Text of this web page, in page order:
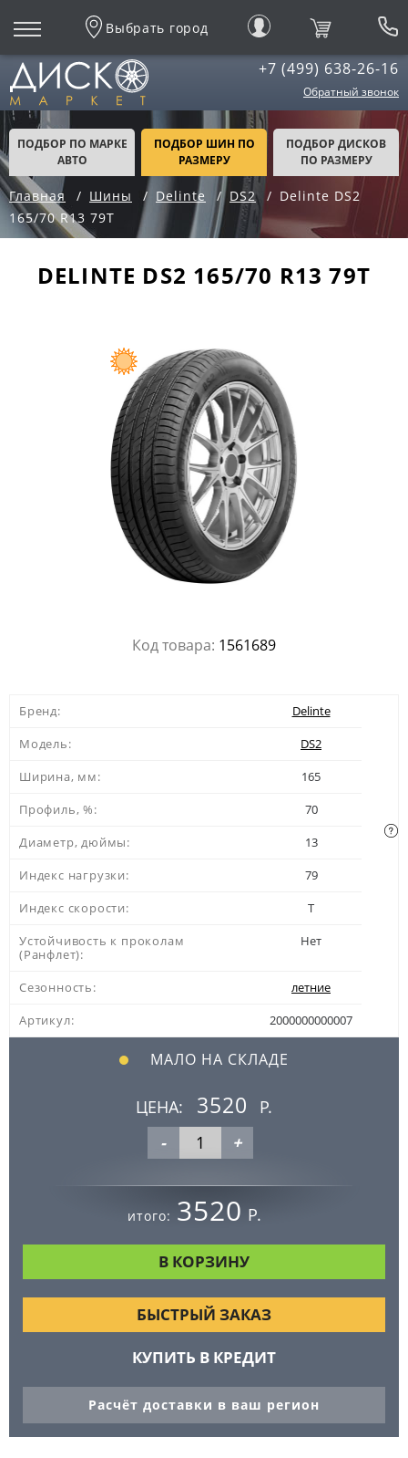
Выбрать город
+7 (499) 638-26-16
Обратный звонок
ПОДБОР ПО МАРКЕ
АВТО
ПОДБОР ШИН ПО
РАЗМЕРУ
ПОДБОР ДИСКОВ
ПО РАЗМЕРУ
Главная Шины Delinte DS2
Delinte DS2
165/70 R13 79T
DELINTE DS2 165/70 R13 79T
Код товара: 1561689
Бренд:
Delinte
Модель:
DS2
Ширина, мм:
165
Профиль, %:
70
Диаметр, дюймы:
13
Индекс нагрузки:
79
Индекс скорости:
T
Устойчивость к проколам
(Ранфлет):
Нет
Сезонность:
летние
Артикул:
2000000000007
МАЛО НА СКЛАДЕ
ЦЕНА: 3520
Р.
-
+
итого: 3520 Р.
БЫСТРЫЙ ЗАКАЗ
КУПИТЬ В КРЕДИТ
Расчёт доставки в ваш регион